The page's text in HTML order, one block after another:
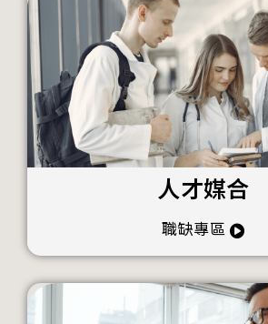
人才媒合
職缺專區